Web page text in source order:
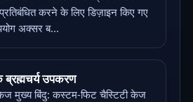
करने के लिए डिज़ाइन किए गए
अक्सर ब...
उपकरण
मुख्य बिंदु: कस्टम-फिट चैस्टिटी केज